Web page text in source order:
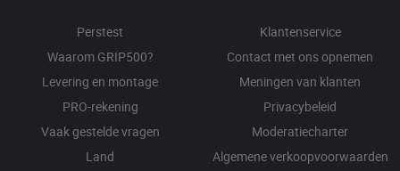
Perstest
Waarom GRIP500?
Levering en montage
PRO-rekening
Vaak gestelde vragen
Land
Klantenservice
Contact met ons opnemen
Meningen van klanten
Privacybeleid
Moderatiecharter
Algemene verkoopvoorwaarden